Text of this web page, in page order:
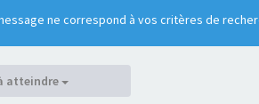
ne correspond à vos critères de
atteindre